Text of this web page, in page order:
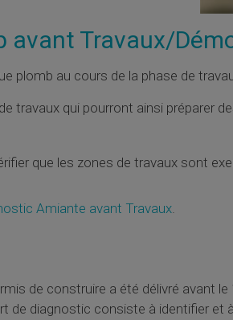
avant Travaux/
plomb au cours de la phase de
travaux qui pourront ainsi préparer
que les zones de travaux sont
Amiante avant Travaux.
de construire a été délivré avant le
de diagnostic consiste à identifier et